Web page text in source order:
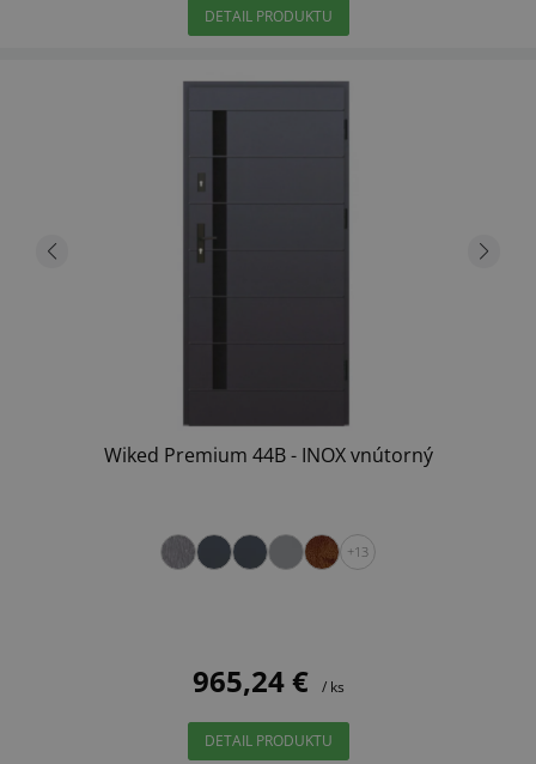
DETAIL PRODUKTU
Wiked Premium 44B - INOX vnútorný
+13
965,24 € / ks
DETAIL PRODUKTU